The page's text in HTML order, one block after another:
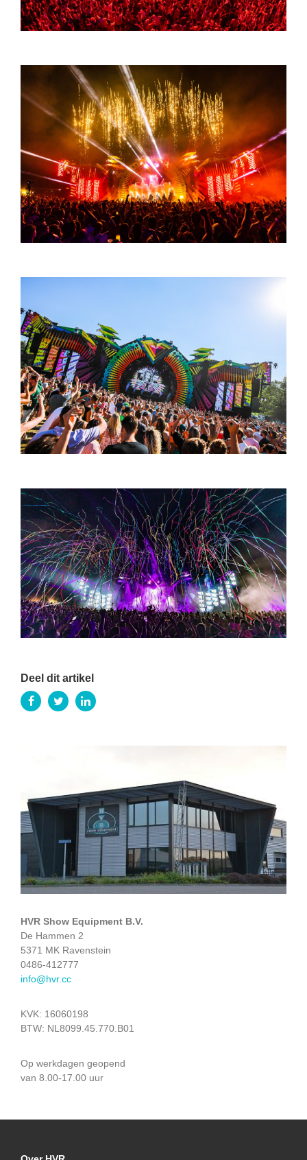
Deel dit artikel
HVR Show Equipment B.V.
De Hammen 2
5371 MK Ravenstein
0486-412777
info@hvr.cc
KVK: 16060198
BTW: NL8099.45.770.B01
Op werkdagen geopend
van 8.00-17.00 uur